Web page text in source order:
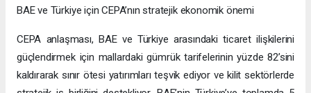
BAE ve Türkiye için CEPA’nın stratejik ekonomik önemi
CEPA anlaşması, BAE ve Türkiye arasındaki ticaret ilişkilerini
güçlendirmek için mallardaki gümrük tarifelerinin yüzde 82’sini
kaldırarak sınır ötesi yatırımları teşvik ediyor ve kilit sektörlerde